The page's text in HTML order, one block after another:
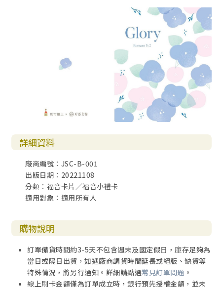
詳細資料
廠商編號：JSC-B-001
出版日期：20221108
分類：福音卡片／福音小禮卡
適用對象：適用所有人
購物說明
訂單備貨時間約3-5天不包含週末及國定假日，庫存足夠為
當日或隔日出貨，如遇廠商調貨時間延長或絕版、缺貨等
特殊情況，將另行通知。詳細請點選常見訂單問題 。
線上刷卡金額僅為訂單成立時，銀行預先授權金額，並未